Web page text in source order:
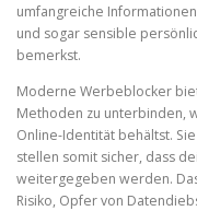
umfangreiche
und sogar sensible
bemerkst.
Moderne Werbeblocker
Methoden zu unterbinden,
Online-Identität behältst.
stellen somit sicher, dass
weitergegeben werden.
Risiko, Opfer von